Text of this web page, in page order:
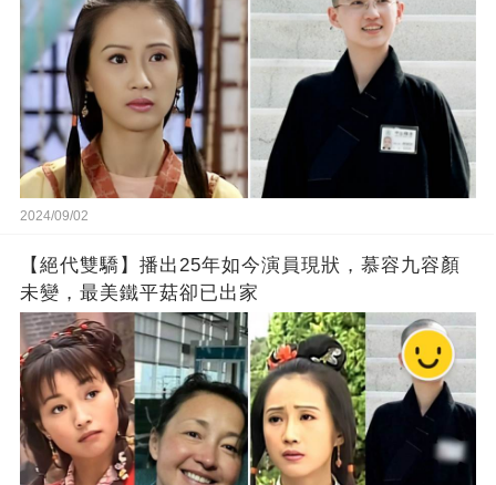
2024/09/02
【絕代雙驕】播出25年如今演員現狀，慕容九容顏
未變，最美鐵平菇卻已出家